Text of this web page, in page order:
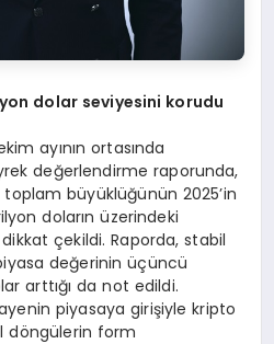
dolar seviyesini korudu
ayının ortasında
değerlendirme raporunda,
toplam büyüklüğünün 2025’in
doların üzerindeki
çekildi. Raporda, stabil
değerinin üçüncü
arttığı da not edildi.
piyasaya girişiyle kripto
döngülerin form